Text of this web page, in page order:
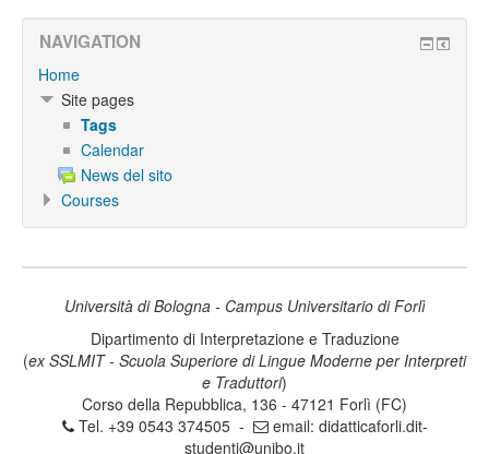
NAVIGATION
Home
Site pages
Tags
Calendar
News del sito
Courses
Università di Bologna - Campus Universitario di Forlì
Dipartimento di Interpretazione e Traduzione
(ex SSLMIT - Scuola Superiore di Lingue Moderne per Interpreti
e Traduttori)
Corso della Repubblica, 136 - 47121 Forlì (FC)
Tel. +39 0543 374505 -
email: didatticaforli.dit-
studenti@unibo.it